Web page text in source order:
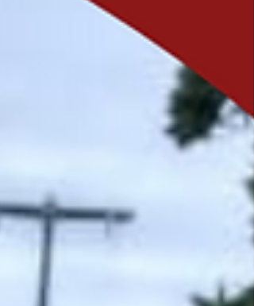
Os recursos serão usados para até 35
obras de implantação ou ampliação de
sistemas de abastecimento de água e
esgotamento sanitário em diversas áreas
do estado. Dentre os empreendiment